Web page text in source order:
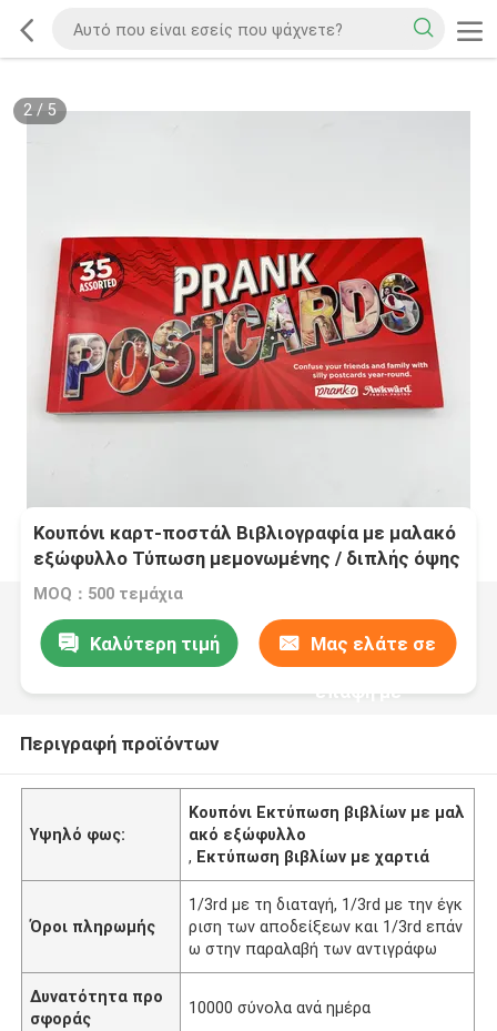
2/ 5
Κουπόνι καρτ-ποστάλ Βιβλιογραφία με μαλακό
εξώφυλλο Τύπωση μεμονωμένης / διπλής όψης
MOQ：500 τεμάχια
Καλύτερη τιμή Μας ελάτε σε
επαφή με
Περιγραφή προϊόντων
Υψηλό φως:
Κουπόνι Εκτύπωση βιβλίων με μαλ
ακό εξώφυλλο
, Εκτύπωση βιβλίων με χαρτιά
Όροι πληρωμής
1/3rd με τη διαταγή, 1/3rd με την έγκ
ριση των αποδείξεων και 1/3rd επάν
ω στην παραλαβή των αντιγράφω
Δυνατότητα προ
σφοράς
10000 σύνολα ανά ημέρα